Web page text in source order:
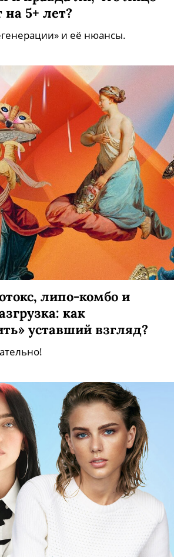
5+ лет?
и её нюансы.
липо-комбо и
как
уставший взгляд?